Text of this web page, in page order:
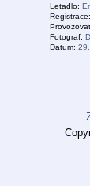
Letadlo:
Registrace:
Fotograf:
Datum: